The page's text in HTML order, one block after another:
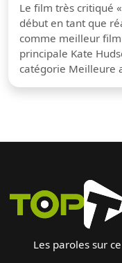
Le film très critiqué
début en tant que
comme meilleur
principale Kate
catégorie Meilleure
Les paroles sur